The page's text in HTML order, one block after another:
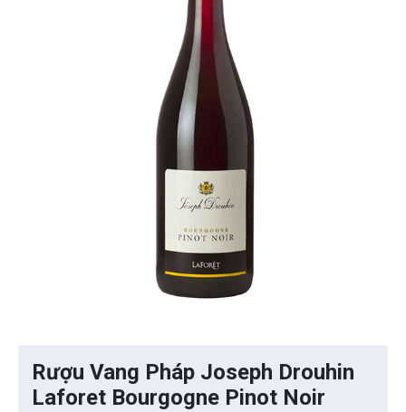
Rượu Vang Pháp Joseph Drouhin
Laforet Bourgogne Pinot Noir